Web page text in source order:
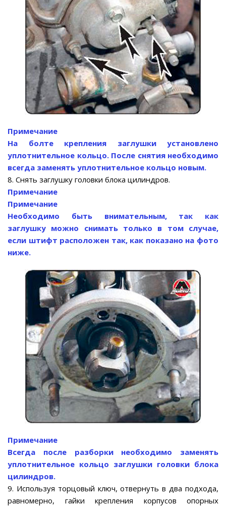
Примечание
На болте крепления заглушки установлено
уплотнительное кольцо. После снятия необходимо
всегда заменять уплотнительное кольцо новым.
8. Снять заглушку головки блока цилиндров.
Примечание
Примечание
Необходимо быть внимательным, так как
заглушку можно снимать только в том случае,
если штифт расположен так, как показано на фото
ниже.
Примечание
Всегда после разборки необходимо заменять
уплотнительное кольцо заглушки головки блока
цилиндров.
9. Используя торцовый ключ, отвернуть в два подхода,
равномерно, гайки крепления корпусов опорных